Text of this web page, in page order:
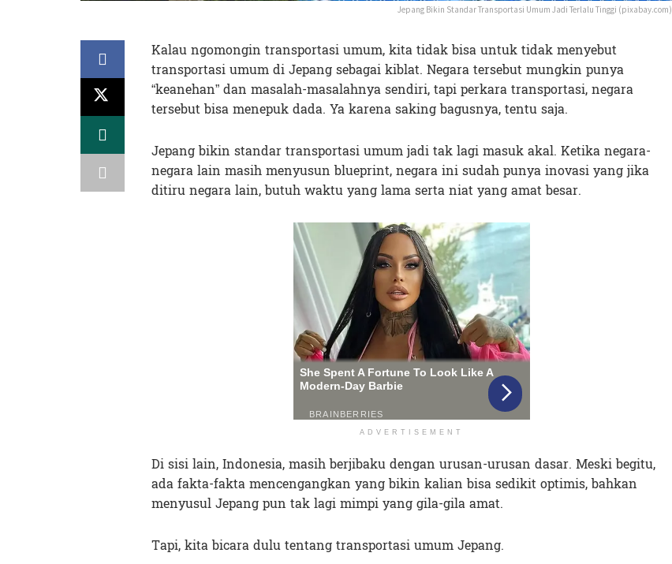
Jepang Bikin Standar Transportasi Umum Jadi Terlalu Tinggi (pixabay.com)
Kalau ngomongin transportasi umum, kita tidak bisa untuk tidak menyebut
transportasi umum di Jepang sebagai kiblat. Negara tersebut mungkin punya
“keanehan” dan masalah-masalahnya sendiri, tapi perkara transportasi, negara
tersebut bisa menepuk dada. Ya karena saking bagusnya, tentu saja.
Jepang bikin standar transportasi umum jadi tak lagi masuk akal. Ketika negara-
negara lain masih menyusun blueprint, negara ini sudah punya inovasi yang jika
ditiru negara lain, butuh waktu yang lama serta niat yang amat besar.
ADVERTISEMENT
Di sisi lain, Indonesia, masih berjibaku dengan urusan-urusan dasar. Meski begitu,
ada fakta-fakta mencengangkan yang bikin kalian bisa sedikit optimis, bahkan
menyusul Jepang pun tak lagi mimpi yang gila-gila amat.
Tapi, kita bicara dulu tentang transportasi umum Jepang.